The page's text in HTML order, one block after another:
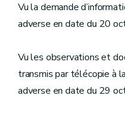
Vu la demande
adverse en date du 20
Vu les observations et
transmis par télécopie à
adverse en date du 29